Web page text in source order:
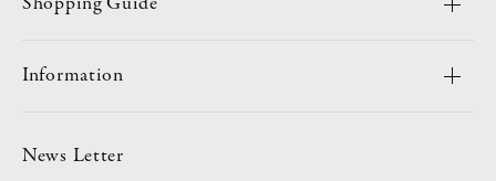
Information
News Letter